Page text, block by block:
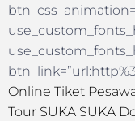
Online Tiket
Tour SUKA SUKA